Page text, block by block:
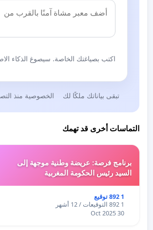
اكتب بصياغتك الخاصة. سيصوغ الذكاء
تبقى بياناتك ملكًا لك الخصوصية منذ
التماسات أخرى قد تهمك
برنامج فرصة: عريضة وطنية موجهة إلى
السيد رئيس الحكومة المغربية
1 892 توقيع
1 892 التوقيعات / 12 أشهر
30 Oct 2025